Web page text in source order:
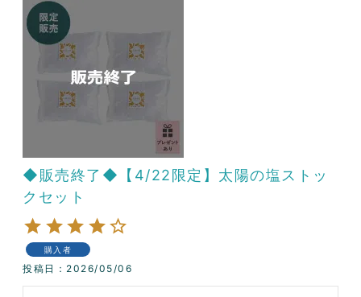
◆販売終了◆【4/22限定】太陽の塩ストッ
クセット
購入者
投稿日 2026/05/06